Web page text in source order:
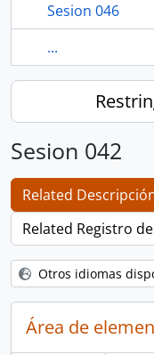
Sesion 046
...
Sesion 042
Related
Related Registro
Otros idiomas
Área de